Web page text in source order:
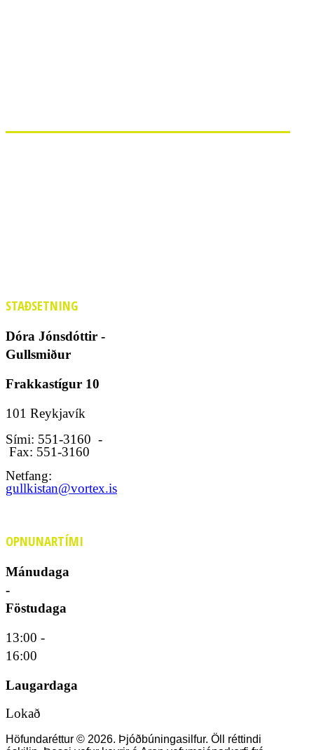
STAÐSETNING
Dóra Jónsdóttir -
Gullsmiður
Frakkastígur 10
101 Reykjavík
Sími: 551-3160 -
Fax: 551-3160
Netfang:
gullkistan@vortex.is
OPNUNARTÍMI
Mánudaga
-
Föstudaga
13:00 -
16:00
Laugardaga
Lokað
Höfundaréttur © 2026. Þjóðbúningasilfur. Öll réttindi